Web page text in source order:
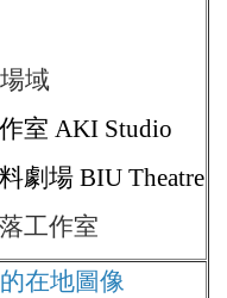
域
室 AKI Studio
劇場 BIU Theatre
工作室
在地圖像